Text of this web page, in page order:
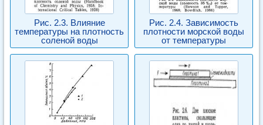
Рис. 2.3. Влияние
температуры на плотность
соленой воды
Рис. 2.4. Зависимость
плотности морской воды
от температуры